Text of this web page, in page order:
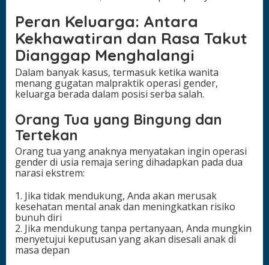
Peran Keluarga: Antara
Kekhawatiran dan Rasa Takut
Dianggap Menghalangi
Dalam banyak kasus, termasuk ketika wanita
menang gugatan malpraktik operasi gender,
keluarga berada dalam posisi serba salah.
Orang Tua yang Bingung dan
Tertekan
Orang tua yang anaknya menyatakan ingin operasi
gender di usia remaja sering dihadapkan pada dua
narasi ekstrem:
1. Jika tidak mendukung, Anda akan merusak
kesehatan mental anak dan meningkatkan risiko
bunuh diri
2. Jika mendukung tanpa pertanyaan, Anda mungkin
menyetujui keputusan yang akan disesali anak di
masa depan